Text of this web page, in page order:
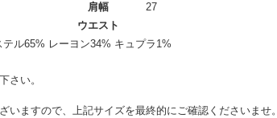
肩幅
27
ウエスト
ル65% レーヨン34% キュプラ1%
さい。
いますので、上記サイズを最終的にご確認くださいませ。